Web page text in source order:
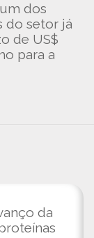
dos
do setor já
de US$
para a
da